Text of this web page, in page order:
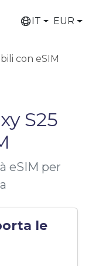
IT EUR
con eSIM
S25
eSIM per
le